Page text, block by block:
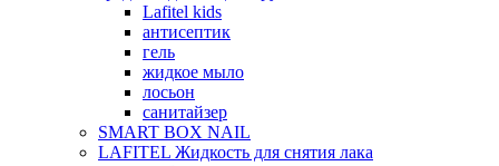
Lafitel kids
антисептик
гель
жидкое мыло
лосьон
санитайзер
SMART BOX NAIL
LAFITEL Жидкость для снятия лака